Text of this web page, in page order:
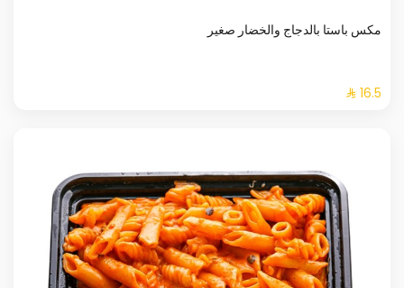
مكس باستا بالدجاج والخضار صغير